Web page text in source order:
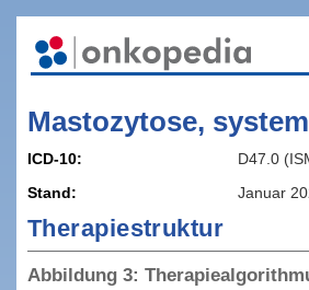
Mastozytose,
ICD-10
D47.0
Stand
Januar
Therapiestruktur
Abbildung 3: